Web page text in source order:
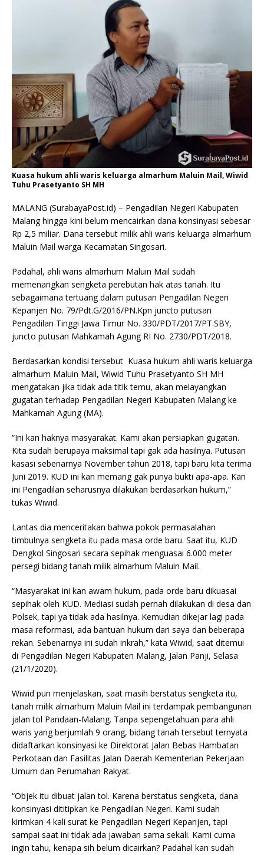
Kuasa hukum ahli waris keluarga almarhum Maluin Mail, Wiwid
Tuhu Prasetyanto SH MH
MALANG (SurabayaPost.id) – Pengadilan Negeri Kabupaten
Malang hingga kini belum mencairkan dana konsinyasi sebesar
Rp 2,5 miliar. Dana tersebut milik ahli waris keluarga almarhum
Maluin Mail warga Kecamatan Singosari.
Padahal, ahli waris almarhum Maluin Mail sudah
memenangkan sengketa perebutan hak atas tanah. Itu
sebagaimana tertuang dalam putusan Pengadilan Negeri
Kepanjen No. 79/Pdt.G/2016/PN.Kpn juncto putusan
Pengadilan Tinggi Jawa Timur No. 330/PDT/2017/PT.SBY,
juncto putusan Mahkamah Agung RI No. 2730/PDT/2018.
Berdasarkan kondisi tersebut Kuasa hukum ahli waris keluarga
almarhum Maluin Mail, Wiwid Tuhu Prasetyanto SH MH
mengatakan jika tidak ada titik temu, akan melayangkan
gugatan terhadap Pengadilan Negeri Kabupaten Malang ke
Mahkamah Agung (MA).
“Ini kan haknya masyarakat. Kami akan persiapkan gugatan.
Kita sudah berupaya maksimal tapi gak ada hasilnya. Putusan
kasasi sebenarnya November tahun 2018, tapi baru kita terima
Juni 2019. KUD ini kan memang gak punya bukti apa-apa. Kan
ini Pengadilan seharusnya dilakukan berdasarkan hukum,”
tukas Wiwid.
Lantas dia menceritakan bahwa pokok permasalahan
timbulnya sengketa itu pada masa orde baru. Saat itu, KUD
Dengkol Singosari secara sepihak menguasai 6.000 meter
persegi bidang tanah milik almarhum Maluin Mail.
“Masyarakat ini kan awam hukum, pada orde baru dikuasai
sepihak oleh KUD. Mediasi sudah pernah dilakukan di desa dan
Polsek, tapi ya tidak ada hasilnya. Kemudian dikejar lagi pada
masa reformasi, ada bantuan hukum dari saya dan beberapa
rekan. Sebenarnya ini sudah inkrah,” kata Wiwid, saat ditemui
di Pengadilan Negeri Kabupaten Malang, Jalan Panji, Selasa
(21/1/2020).
Wiwid pun menjelaskan, saat masih berstatus sengketa itu,
tanah milik almarhum Maluin Mail ini terdampak pembangunan
jalan tol Pandaan-Malang. Tanpa sepengetahuan para ahli
waris yang berjumlah 9 orang, bidang tanah tersebut ternyata
didaftarkan konsinyasi ke Direktorat Jalan Bebas Hambatan
Perkotaan dan Fasilitas Jalan Daerah Kementerian Pekerjaan
Umum dan Perumahan Rakyat.
“Objek itu dibuat jalan tol. Karena berstatus sengketa, dana
konsinyasi dititipkan ke Pengadilan Negeri. Kami sudah
kirimkan 4 kali surat ke Pengadilan Negeri Kepanjen, tapi
sampai saat ini tidak ada jawaban sama sekali. Kami cuma
ingin tahu, kenapa sih belum dicairkan? Padahal kan sudah